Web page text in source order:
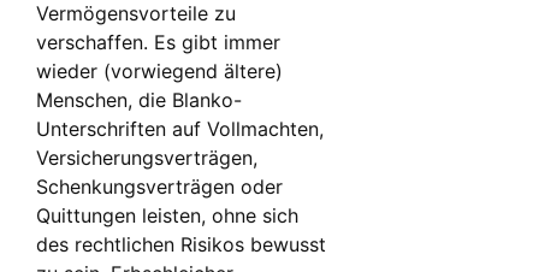
Vermögensvorteile zu
verschaffen. Es gibt immer
wieder (vorwiegend ältere)
Menschen, die Blanko-
Unterschriften auf Vollmachten,
Versicherungsverträgen,
Schenkungsverträgen oder
Quittungen leisten, ohne sich
des rechtlichen Risikos bewusst